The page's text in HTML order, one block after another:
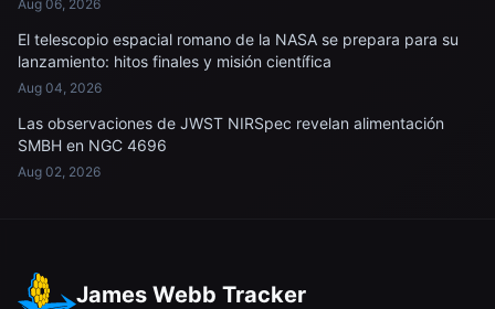
Aug 06, 2026
El telescopio espacial romano de la NASA se prepara para su
lanzamiento: hitos finales y misión científica
Aug 04, 2026
Las observaciones de JWST NIRSpec revelan alimentación
SMBH en NGC 4696
Aug 02, 2026
James Webb Tracker